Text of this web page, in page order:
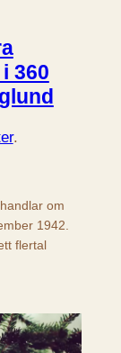
360
.
om
1942.
flertal